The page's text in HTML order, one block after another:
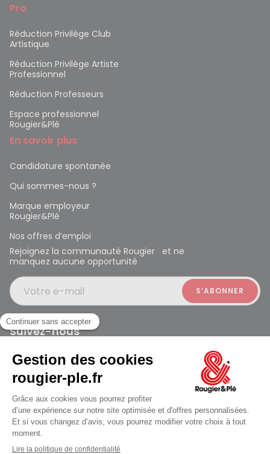
Pro
Réduction Privilège Club
Artistique
Réduction Privilège Artiste
Professionnel
Réduction Professeurs
Espace professionnel
Rougier&Plé
En savoir plus
Candidature spontanée
Qui sommes-nous ?
Marque employeur
Rougier&Plé
Nos offres d’emploi
Rejoignez la communauté Rougier et ne
manquez aucune opportunité
Votre e-mail
Suivez-nous
Rougier et Plé 2024 Copyright